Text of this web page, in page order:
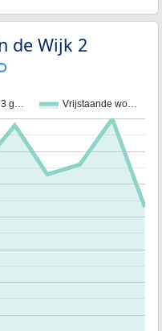
de Wijk 2
3 g… Vrijstaande wo…